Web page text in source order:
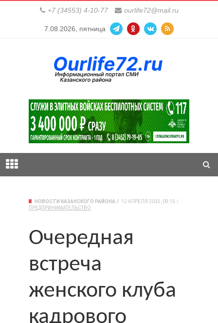
+7 (34553) 4-10-77 ourlife72@mail.ru
7.08.2026, пятница
НОВОСТИ КАЗАНСКОГО РАЙОНА
12 АПРЕЛЯ 2025, 09:15
ПРЕДПРИНИМАТЕЛЬСТВО
Очередная
встреча
женского клуба
кадрового